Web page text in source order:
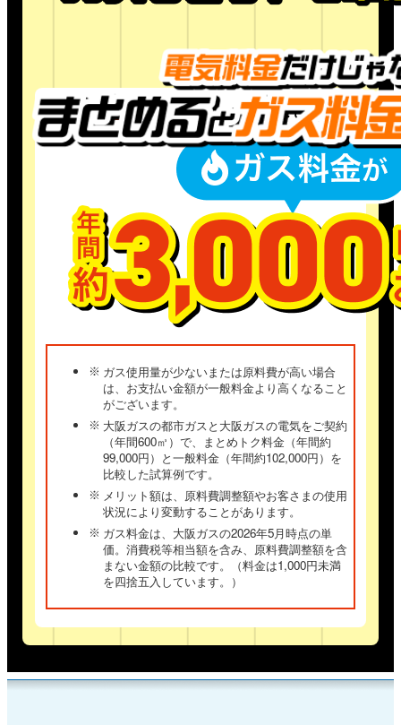
抽選をおこなう時点で申込をキャンセルされて
ていただきます。
既契約の方：エントリー条件
2026年5月11日(月)までに対象のガス・電気料
金メニューをすでにご契約いただいている方、
かつ、2026年5月11日(月)～2026年6月10日(水)
の期間にキャンペーンエントリーいただくこ
「既契約」とは、キャンペーン開始の2026年5
月11日(月)までに対象のガス・電気を供給開始
している方を指します。
既契約者の方は、キャンペーンエントリーの
際、DaigasIDの作成とマイ大阪ガスの登録が
必要です。
同一のマイ大阪ガスアカウントに大阪ガスのガ
スおよび電気のご契約情報が登録されているこ
閉じる
まとめトク料金で一般料金と比べて
ガス使用量が少ないまたは原料費が高い場合
は、お支払い金額が一般料金より高くなること
がございます。
大阪ガスの都市ガスと大阪ガスの電気をご契約
（年間600㎥）で、まとめトク料金（年間約
99,000円）と一般料金（年間約102,000円）を
比較した試算例です。
メリット額は、原料費調整額やお客さまの使用
状況により変動することがあります。
ガス料金は、大阪ガスの2026年5月時点の単
価。消費税等相当額を含み、原料費調整額を含
まない金額の比較です。（料金は1,000円未満
を四捨五入しています。）